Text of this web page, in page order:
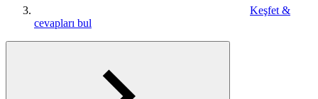
Keşfet &
cevapları bul